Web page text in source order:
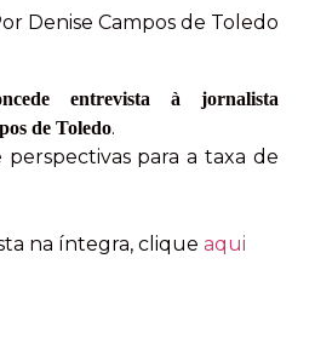
Denise Campos de Toledo
entrevista à jornalista
de Toledo.
para a taxa de
na íntegra, clique aqui